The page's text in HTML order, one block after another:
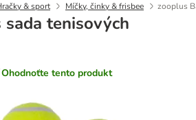
& sport Míčky, činky & frisbee zooplus
sada tenisových
Ohodnoťte tento produkt